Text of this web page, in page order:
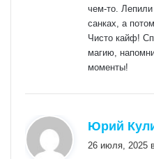
чем-то. Лепили
санках, а
Чисто кайф!
магию,
моменты!
Юрий
26 июля, 2025